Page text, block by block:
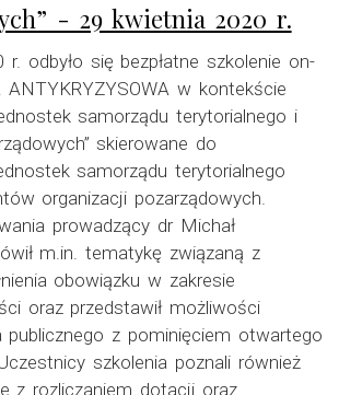
- 29 kwietnia 2020 r.
r. odbyło się bezpłatne szkolenie on-
ANTYKRYZYSOWA w kontekście
samorządu terytorialnego i
skierowane do
samorządu terytorialnego
organizacji pozarządowych.
prowadzący dr Michał
m.in. tematykę związaną z
obowiązku w zakresie
oraz przedstawił możliwości
publicznego z pominięciem otwartego
szkolenia poznali również
z rozliczaniem dotacji oraz